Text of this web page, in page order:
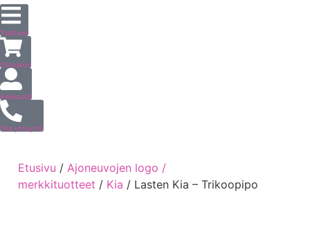
Tuotteet
Ostoskori
Asiakastili
Ota yhteyttä
Etusivu / Ajoneuvojen logo /
merkkituotteet / Kia / Lasten Kia – Trikoopipo